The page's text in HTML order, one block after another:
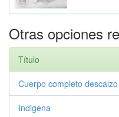
Otras opciones
Título
Cuerpo completo descalzo
Indigena